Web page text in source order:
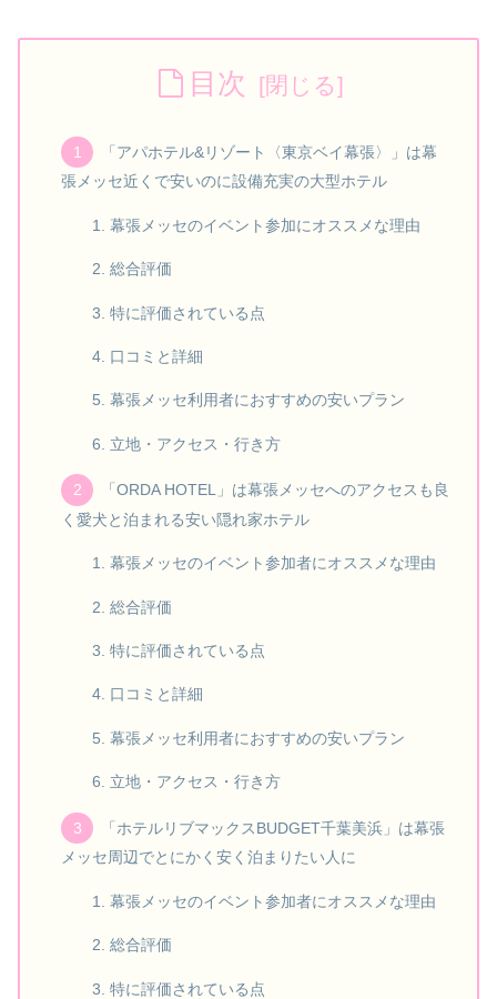
目次
「アパホテル&リゾート〈東京ベイ幕張〉」は幕
張メッセ近くで安いのに設備充実の大型ホテル
幕張メッセのイベント参加にオススメな理由
総合評価
特に評価されている点
口コミと詳細
幕張メッセ利用者におすすめの安いプラン
立地・アクセス・行き方
「ORDA HOTEL」は幕張メッセへのアクセスも良
く愛犬と泊まれる安い隠れ家ホテル
幕張メッセのイベント参加者にオススメな理由
総合評価
特に評価されている点
口コミと詳細
幕張メッセ利用者におすすめの安いプラン
立地・アクセス・行き方
「ホテルリブマックスBUDGET千葉美浜」は幕張
メッセ周辺でとにかく安く泊まりたい人に
幕張メッセのイベント参加者にオススメな理由
総合評価
特に評価されている点